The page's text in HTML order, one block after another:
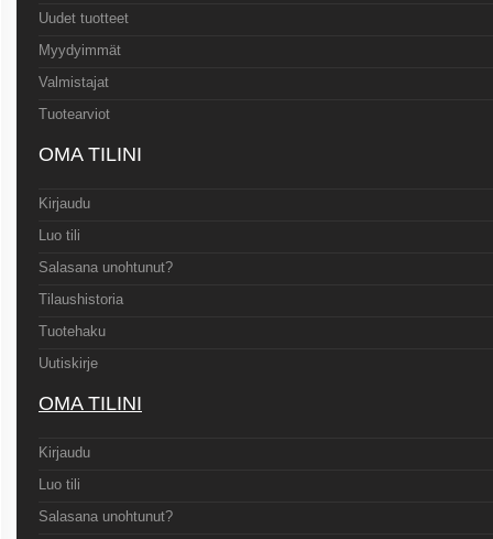
Uudet tuotteet
Myydyimmät
Valmistajat
Tuotearviot
OMA TILINI
Kirjaudu
Luo tili
Salasana unohtunut?
Tilaushistoria
Tuotehaku
Uutiskirje
OMA TILINI
Kirjaudu
Luo tili
Salasana unohtunut?